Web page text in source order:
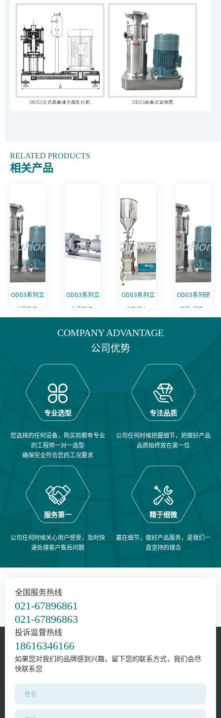
RELATED PRODUCTS
相关产品
ODG3系列立
式超高速...
ODG3系列立
式超高速...
ODG3系列立
式高速在...
ODG3系列研
磨型超高...
COMPANY ADVANTAGE
公司优势
专业选型
您选择的任何设备，购买前都有专业
的工程师一对一选型
确保完全符合您的工况要求
专注品质
公司任何时候把握细节，把做好产品
品质始终放在第一位
服务第一
公司任何时候关心用户感受，及时快
速处理客户售后问题
精于细微
赢在细节，做好产品服务，是我们一
直坚持的理念
全国服务热线
021-67896861
021-67896863
投诉监督热线
18616346166
如果您对我们的品牌感到兴趣，留下您的联系方式，我们会尽
快联系您